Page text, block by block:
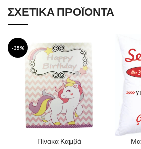
ΣΧΕΤΙΚΆ ΠΡΟΪΌΝΤΑ
-35%
Πίνακα Καμβά